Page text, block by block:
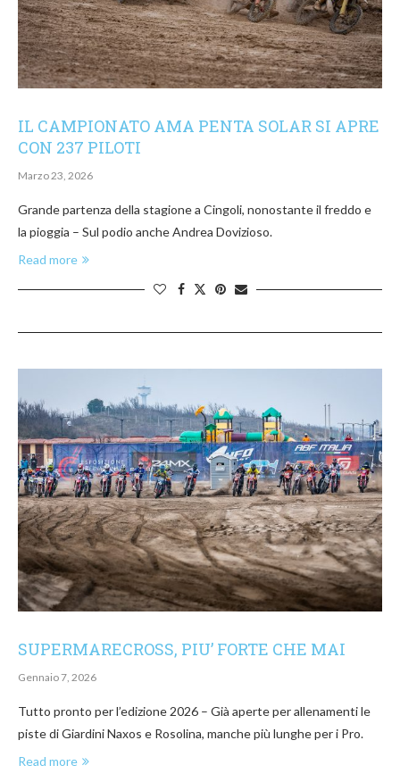
IL CAMPIONATO AMA PENTA SOLAR SI APRE
CON 237 PILOTI
Marzo 23, 2026
Grande partenza della stagione a Cingoli, nonostante il freddo e
la pioggia – Sul podio anche Andrea Dovizioso.
Read more
SUPERMARECROSS, PIU’ FORTE CHE MAI
Gennaio 7, 2026
Tutto pronto per l’edizione 2026 – Già aperte per allenamenti le
piste di Giardini Naxos e Rosolina, manche più lunghe per i Pro.
Read more